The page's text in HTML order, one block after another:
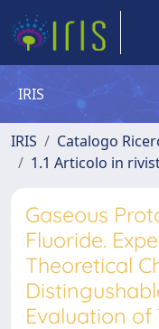
IRIS
IRIS Catalogo
1.1 Articolo in
Gaseous
Fluoride.
Theoretical
Evaluation